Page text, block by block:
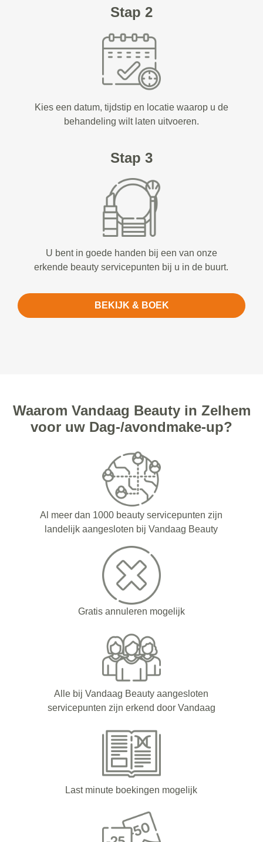
Stap 2
Kies een datum, tijdstip en locatie waarop u de
behandeling wilt laten uitvoeren.
Stap 3
U bent in goede handen bij een van onze
erkende beauty servicepunten bij u in de buurt.
BEKIJK & BOEK
Waarom Vandaag Beauty in Zelhem
voor uw Dag-/avondmake-up?
Al meer dan 1000 beauty servicepunten zijn
landelijk aangesloten bij Vandaag Beauty
Gratis annuleren mogelijk
Alle bij Vandaag Beauty aangesloten
servicepunten zijn erkend door Vandaag
Last minute boekingen mogelijk